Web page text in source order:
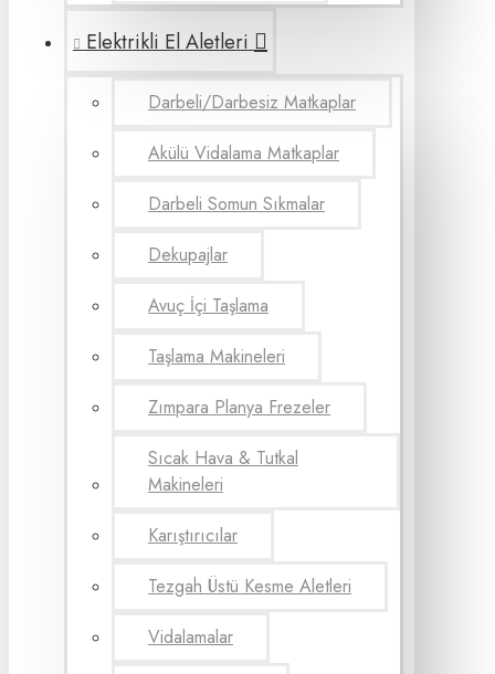
Elektrikli El Aletleri
Darbeli/Darbesiz Matkaplar
Akülü Vidalama Matkaplar
Darbeli Somun Sıkmalar
Dekupajlar
Avuç İçi Taşlama
Taşlama Makineleri
Zımpara Planya Frezeler
Sıcak Hava & Tutkal
Makineleri
Karıştırıcılar
Tezgah Üstü Kesme Aletleri
Vidalamalar